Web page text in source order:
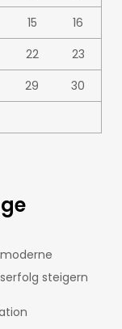
15
16
22
23
29
30
steigern